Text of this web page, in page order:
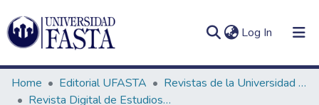
Log In (current)
Home Editorial UFASTA
Revistas de la Universidad FASTA
Revista Digital de Estudios Humanísticos In Itinere